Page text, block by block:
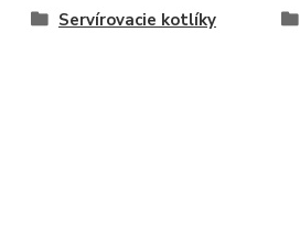
Servírovacie kotlíky